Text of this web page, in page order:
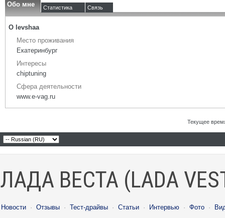
Обо мне Статистика Связь
О levshaa
Место проживания
Екатеринбург
Интересы
chiptuning
Сфера деятельности
www.e-vag.ru
Текущее
ЛАДА ВЕСТА (LADA
Новости · Отзывы · Тест-драйвы · Статьи · Интервью · Фото ·